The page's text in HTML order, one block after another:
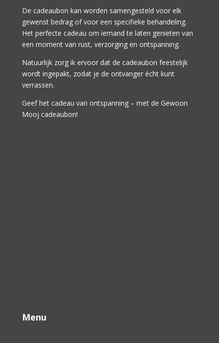
De cadeaubon kan worden samengesteld voor elk
gewenst bedrag of voor een specifieke behandeling.
Het perfecte cadeau om iemand te laten genieten van
een moment van rust, verzorging en ontspanning.
Natuurlijk zorg ik ervoor dat de cadeaubon feestelijk
wordt ingepakt, zodat je de ontvanger écht kunt
verrassen.
Geef het cadeau van ontspanning – met de Gewoon
Mooj cadeaubon!
Menu